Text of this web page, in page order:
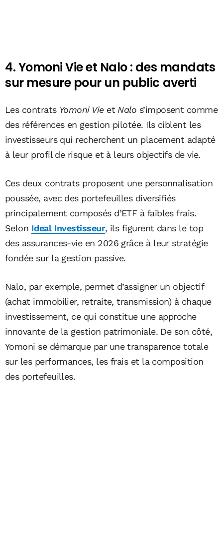
4. Yomoni Vie et Nalo : des mandats
sur mesure pour un public averti
Les contrats Yomoni Vieet Nalo s’imposent comme
des références en gestion pilotée. Ils ciblent les
investisseurs qui recherchent un placement adapté
à leur profil de risque et à leurs objectifs de vie.
Ces deux contrats proposent une personnalisation
poussée, avec des portefeuilles diversifiés
principalement composés d’ETF à faibles frais.
Selon Ideal Investisseur, ils figurent dans le top
des assurances-vie en 2026 grâce à leur stratégie
fondée sur la gestion passive.
Nalo, par exemple, permet d’assigner un objectif
(achat immobilier, retraite, transmission) à chaque
investissement, ce qui constitue une approche
innovante de la gestion patrimoniale. De son côté,
Yomoni se démarque par une transparence totale
sur les performances, les frais et la composition
des portefeuilles.